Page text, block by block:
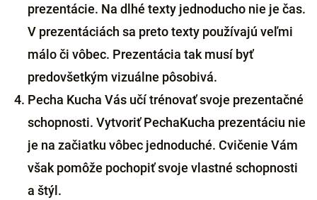
prezentácie. Na dlhé texty jednoducho nie je čas.
V prezentáciách sa preto texty používajú veľmi
málo či vôbec. Prezentácia tak musí byť
predovšetkým vizuálne pôsobivá.
Pecha Kucha Vás učí trénovať svoje prezentačné
schopnosti. Vytvoriť PechaKucha prezentáciu nie
je na začiatku vôbec jednoduché. Cvičenie Vám
však pomôže pochopiť svoje vlastné schopnosti
a štýl.